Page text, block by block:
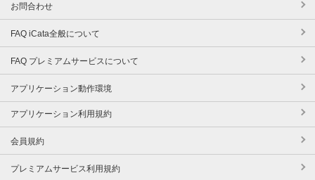
お問合わせ
FAQ iCata全般について
FAQ プレミアムサービスについて
アプリケーション動作環境
アプリケーション利用規約
会員規約
プレミアムサービス利用規約